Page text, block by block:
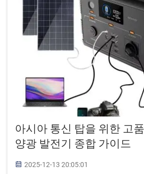
아시아 통신 탑을 위한 고
양광 발전기 종합 가이드
2025-12-13 20:05:01